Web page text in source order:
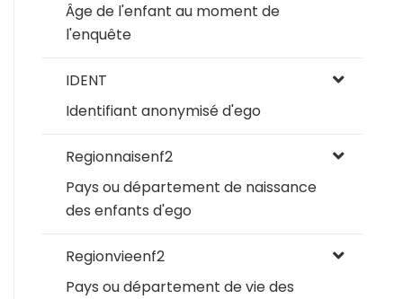
Âge de l'enfant au moment de
l'enquête
IDENT
Identifiant anonymisé d'ego
Regionnaisenf2
Pays ou département de naissance
des enfants d'ego
Regionvieenf2
Pays ou département de vie des